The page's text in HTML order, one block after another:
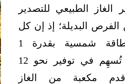
الغاز الطبيعي للتصدير
الفرص البديلة؛ إذ إن كل
محطة طاقة شمسية بقدرة 1
ميغاواط تُسهِم في توفير نحو 12
مكعبة من الغاز